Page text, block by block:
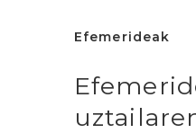
Efemerideak